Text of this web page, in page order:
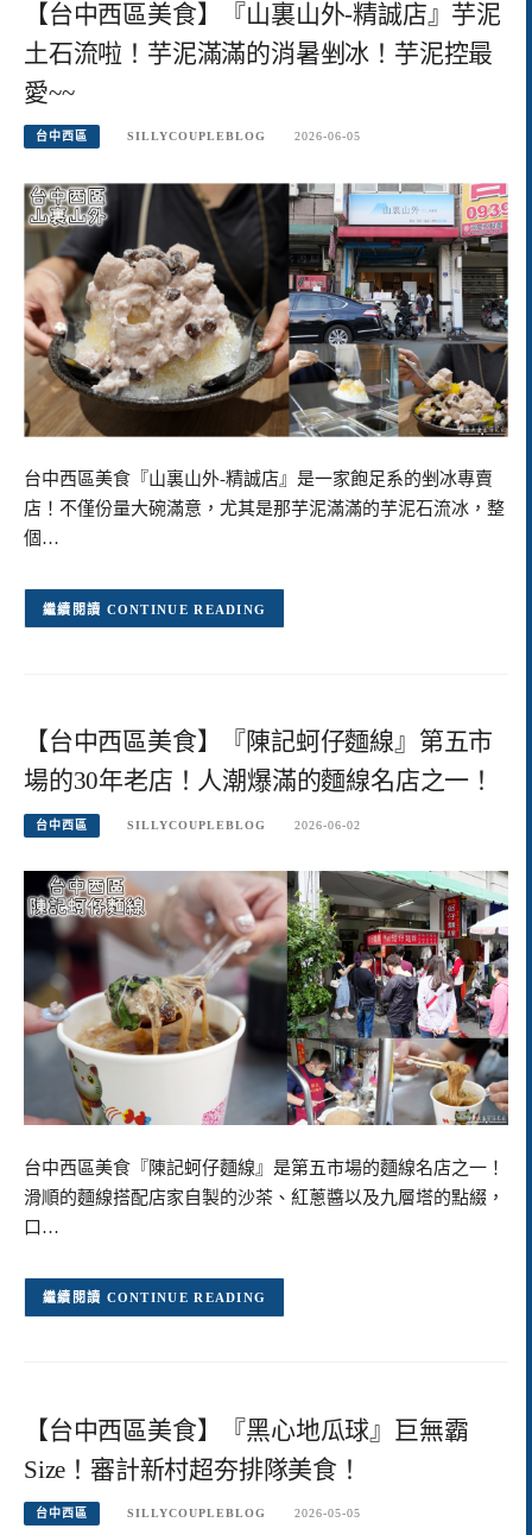
【台中西區美食】『山裏山外-精誠店』芋泥
土石流啦！芋泥滿滿的消暑剉冰！芋泥控最
愛~~
台中西區 SILLYCOUPLEBLOG 2026-06-05
台中西區美食『山裏山外-精誠店』是一家飽足系的剉冰專賣
店！不僅份量大碗滿意，尤其是那芋泥滿滿的芋泥石流冰，整
個…
CONTINUE READING
【台中西區美食】『陳記蚵仔麵線』第五市
場的30年老店！人潮爆滿的麵線名店之一！
台中西區 SILLYCOUPLEBLOG 2026-06-02
台中西區美食『陳記蚵仔麵線』是第五市場的麵線名店之一！
滑順的麵線搭配店家自製的沙茶、紅蔥醬以及九層塔的點綴，
口…
CONTINUE READING
【台中西區美食】『黑心地瓜球』巨無霸
Size！審計新村超夯排隊美食！
台中西區 SILLYCOUPLEBLOG 2026-05-05